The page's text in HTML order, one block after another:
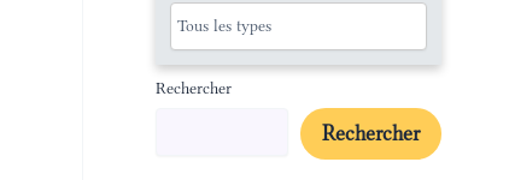
Rechercher
Rechercher